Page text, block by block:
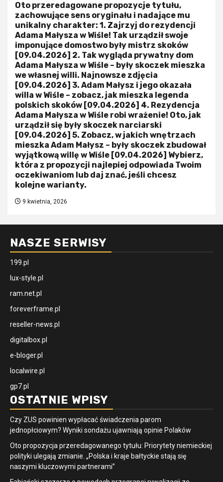
Oto przeredagowane propozycje tytułu,
zachowujące sens oryginału i nadające mu
unikalny charakter: 1. Zajrzyj do rezydencji
Adama Małysza w Wiśle! Tak urządził swoje
imponujące domostwo były mistrz skoków
[09.04.2026] 2. Tak wygląda prywatny dom
Adama Małysza w Wiśle – były skoczek mieszka
we własnej willi. Najnowsze zdjęcia
[09.04.2026] 3. Adam Małysz i jego okazała
willa w Wiśle – zobacz, jak mieszka legenda
polskich skoków [09.04.2026] 4. Rezydencja
Adama Małysza w Wiśle robi wrażenie! Oto, jak
urządził się były skoczek narciarski
[09.04.2026] 5. Zobacz, w jakich wnętrzach
mieszka Adam Małysz – były skoczek zbudował
wyjątkową willę w Wiśle [09.04.2026] Wybierz,
która z propozycji najlepiej odpowiada Twoim
oczekiwaniom lub daj znać, jeśli chcesz
kolejne warianty.
9 kwietnia, 2026
NASZE SERWISY
199.pl
lux-style.pl
ram.net.pl
foreverframe.pl
reseller-news.pl
digitalbox.pl
e-bloger.pl
localwire.pl
gp7.pl
OSTATNIE WPISY
Czy ZUS powinien wypłacać świadczenia parom
jednopłciowym? Wyniki sondażu ujawniają opinie Polaków
Oto propozycja przeredagowanego tytułu: Priorytety niemieckiej
polityki ulegają zmianie. „Polska i kraje bałtyckie stają się
naszymi kluczowymi partnerami”